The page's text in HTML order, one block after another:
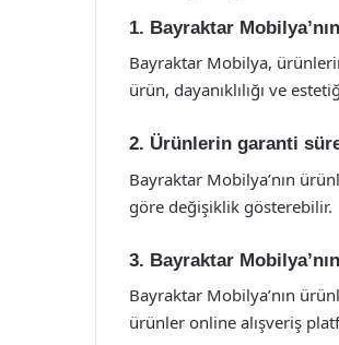
1. Bayraktar
Bayraktar Mobilya,
ürün, dayanıklılığı ve
2. Ürünlerin garanti
Bayraktar Mobilya’nın
göre değişiklik gösterebilir.
3. Bayraktar
Bayraktar Mobilya’nın
ürünler online alışveriş